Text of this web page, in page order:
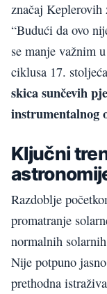
značaj Keplerovih
“Budući da ovo
se manje važnim
ciklusa 17.
skica sunčevih
instrumentalnog
Ključni
Razdoblje
promatranje
normalnih
Nije potpuno
prethodna